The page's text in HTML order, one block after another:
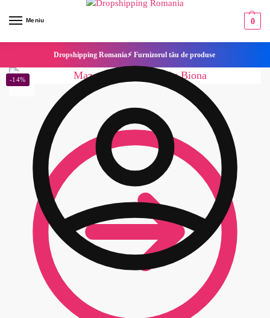
Meniu 0
Dropshipping Romania⚡ Furnizorul tău de produse
-14%